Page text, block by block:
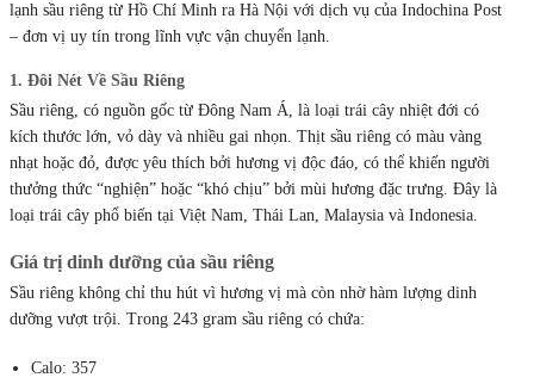
lạnh sầu riêng từ Hồ Chí Minh ra Hà Nội với dịch vụ của Indochina Post
– đơn vị uy tín trong lĩnh vực vận chuyển lạnh.
1. Đôi Nét Về Sầu Riêng
Sầu riêng, có nguồn gốc từ Đông Nam Á, là loại trái cây nhiệt đới có
kích thước lớn, vỏ dày và nhiều gai nhọn. Thịt sầu riêng có màu vàng
nhạt hoặc đỏ, được yêu thích bởi hương vị độc đáo, có thể khiến người
thưởng thức “nghiện” hoặc “khó chịu” bởi mùi hương đặc trưng. Đây là
loại trái cây phổ biến tại Việt Nam, Thái Lan, Malaysia và Indonesia.
Giá trị dinh dưỡng của sầu riêng
Sầu riêng không chỉ thu hút vì hương vị mà còn nhờ hàm lượng dinh
dưỡng vượt trội. Trong 243 gram sầu riêng có chứa:
Calo: 357